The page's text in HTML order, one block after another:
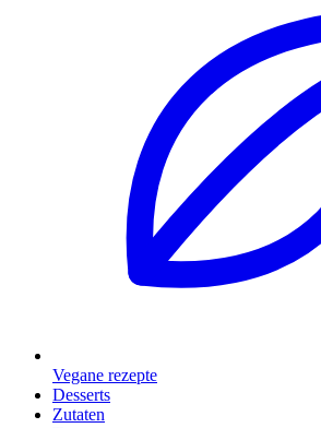
Vegane rezepte
Desserts
Zutaten